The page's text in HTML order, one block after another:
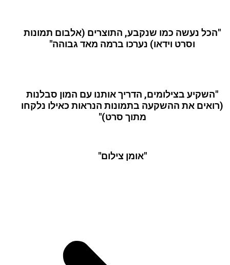
"הכל נעשה כמו שנקבע, התוצרים (אלבום תמונות
וסרט וידאו) נערכו ברמה מאד גבוהה"
"השקיע בצילומים, הדריך אותנו עם המון סבלנות
(רואים את ההשקעה בתמונות הנראות כאילו נלקחו
מתוך סרט)"
"אומן צילום"